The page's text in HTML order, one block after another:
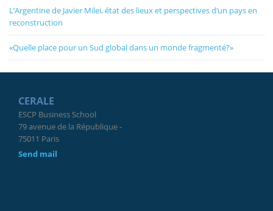
L’Argentine de Javier Milei, état des lieux et perspectives d’un pays en
reconstruction
«Quelle place pour un Sud global dans un monde fragmenté?»
CERALE
ESCP Business School
79 avenue de la République -
75011 Paris
Send mail